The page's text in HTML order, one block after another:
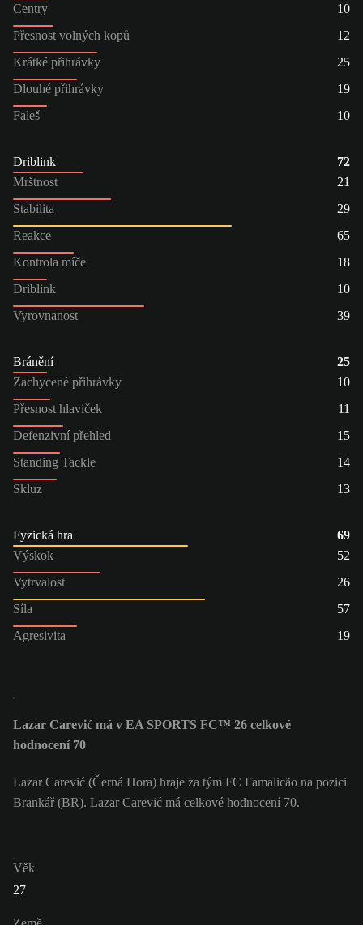
Centry
10
Přesnost volných kopů
12
Krátké přihrávky
25
Dlouhé přihrávky
19
Faleš
10
Driblink
72
Mrštnost
21
Stabilita
29
Reakce
65
Kontrola míče
18
Driblink
10
Vyrovnanost
39
Bránění
25
Zachycené přihrávky
10
Přesnost hlaviček
11
Defenzivní přehled
15
Standing Tackle
14
Skluz
13
Fyzická hra
69
Výskok
52
Vytrvalost
26
Síla
57
Agresivita
19
Lazar Carević má v EA SPORTS FC™ 26 celkové
hodnocení 70
Lazar Carević (Černá Hora) hraje za tým FC Famalicão na pozici
Brankář (BR). Lazar Carević má celkové hodnocení 70.
Věk
27